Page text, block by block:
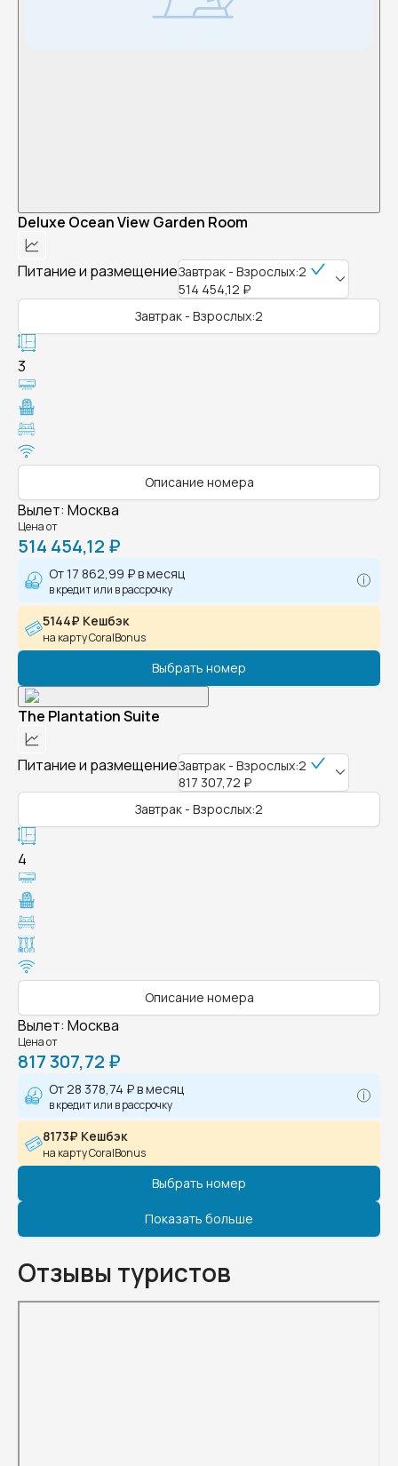
Deluxe Ocean View Garden Room
Питание и размещениеЗавтрак - Взрослых:2
514 454,12 ₽
Завтрак - Взрослых:2
3
Описание номера
Вылет: Москва
Цена от
514 454,12 ₽
От17 862,99 ₽в месяц
в кредит или в рассрочку
5144₽ Кешбэк
на карту CoralBonus
Выбрать номер
The Plantation Suite
Питание и размещениеЗавтрак - Взрослых:2
817 307,72 ₽
Завтрак - Взрослых:2
4
Описание номера
Вылет: Москва
Цена от
817 307,72 ₽
От 28 378,74 ₽в месяц
в кредит или в рассрочку
8173₽ Кешбэк
на карту CoralBonus
Выбрать номер
Показать больше
Отзывы туристов